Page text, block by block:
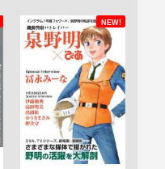
NEW!